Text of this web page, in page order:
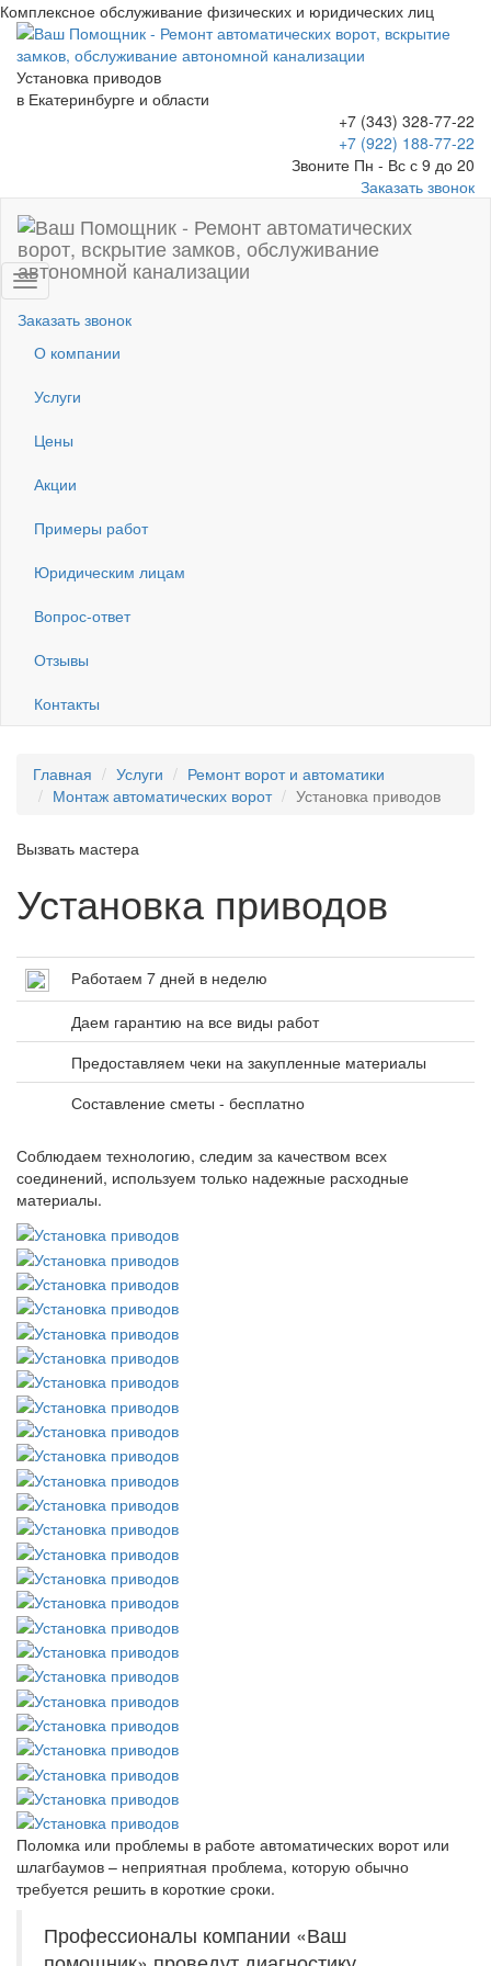
Комплексное обслуживание физических и юридических лиц
Установка приводов
в Екатеринбурге и области
+7 (343) 328-77-22
+7 (922) 188-77-22
Звоните Пн - Вс с 9 до 20
Заказать звонок
Заказать звонок
О компании
Услуги
Цены
Акции
Примеры работ
Юридическим лицам
Вопрос-ответ
Отзывы
Контакты
Главная Услуги
Ремонт ворот и автоматики
Монтаж автоматических ворот
Установка приводов
Вызвать мастера
Установка приводов
Работаем 7 дней в неделю
Даем гарантию на все виды работ
Предоставляем чеки на закупленные материалы
Составление сметы - бесплатно
Соблюдаем технологию, следим за качеством всех
соединений, используем только надежные расходные
материалы.
Поломка или проблемы в работе автоматических ворот или
шлагбаумов – неприятная проблема, которую обычно
требуется решить в короткие сроки.
Профессионалы компании «Ваш